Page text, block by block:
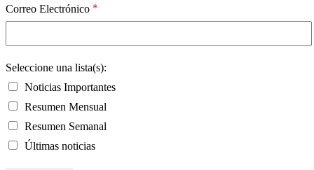
Correo Electrónico *
Seleccione una lista(s):
Noticias Importantes
Resumen Mensual
Resumen Semanal
Últimas noticias